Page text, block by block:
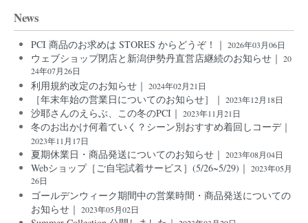
News
PCI 商品のお求めは STORES からどうぞ！｜ 2026年03月06日
ウェブショップ閉店と新潟伊勢丹直営店継続のお知らせ｜ 20
24年07月26日
利用規約改定のお知らせ｜ 2024年02月21日
［年末年始の営業日についてのお知らせ］｜ 2023年12月18日
沙耶さんのえらぶ、この冬のPCI｜ 2023年11月21日
冬のお出かけ何着ていく？シーン別おすすめ着回しコーデ｜
2023年11月17日
夏期休業日・商品発送についてのお知らせ｜ 2023年08月04日
Webショップ［ご自宅試着サービス］(5/26~5/29)｜ 2023年05月
26日
ゴールデンウィーク期間中の営業時間・商品発送についての
お知らせ｜ 2023年05月02日